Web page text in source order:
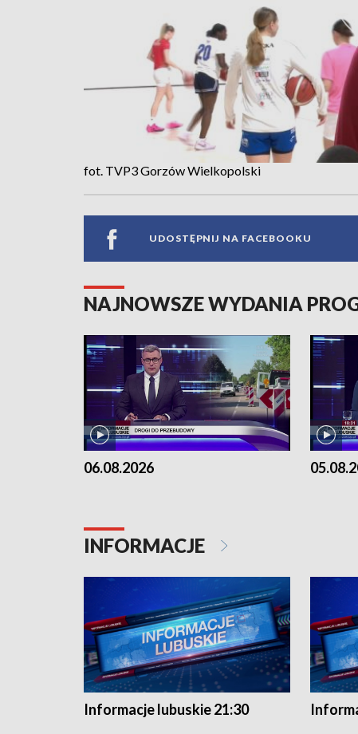
fot. TVP3 Gorzów Wielkopolski
UDOSTĘPNIJ NA FACEBOOKU
NAJNOWSZE WYDANIA
06.08.2026
INFORMACJE
Informacje lubuskie 21:30